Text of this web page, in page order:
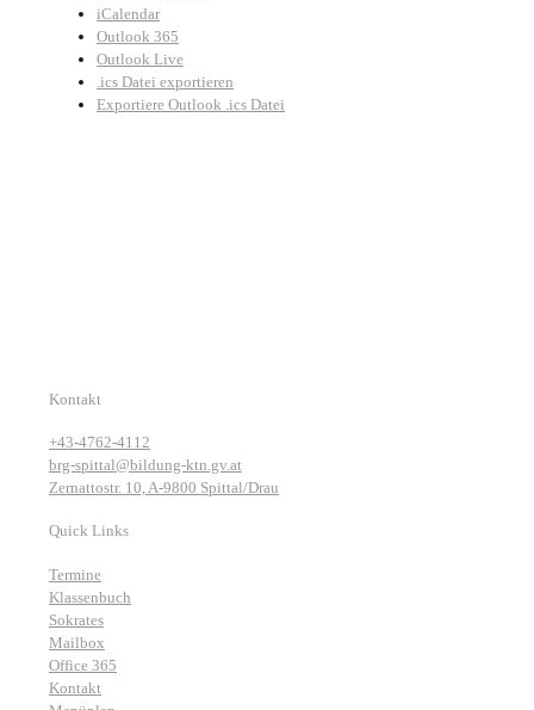
iCalendar
Outlook 365
Outlook Live
.ics Datei exportieren
Exportiere Outlook .ics Datei
Kontakt
+43-4762-4112
brg-spittal@bildung-ktn.gv.at
Zernattostr. 10, A-9800 Spittal/Drau
Quick Links
Termine
Klassenbuch
Sokrates
Mailbox
Office 365
Kontakt